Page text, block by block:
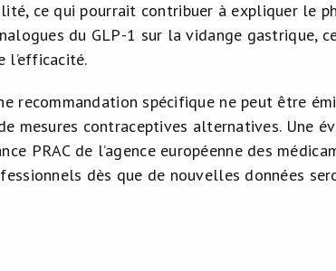
ce qui pourrait contribuer à expliquer le
du GLP-1 sur la vidange gastrique,
l’efficacité.
recommandation spécifique ne peut être
mesures contraceptives alternatives. Une
PRAC de l’agence européenne des
dès que de nouvelles données